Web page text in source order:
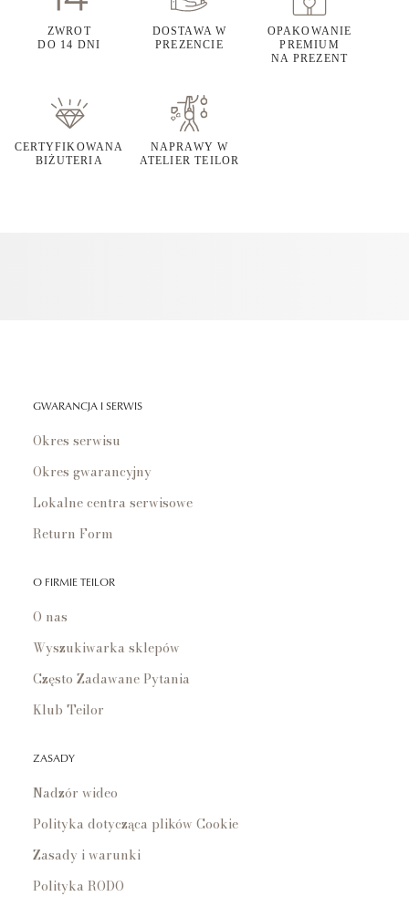
ZWROT
DO 14 DNI
DOSTAWA W
PREZENCIE
OPAKOWANIE
PREMIUM
NA PREZENT
CERTYFIKOWANA
BIŻUTERIA
NAPRAWY W
ATELIER TEILOR
GWARANCJA I SERWIS
Okres serwisu
Okres gwarancyjny
Lokalne centra serwisowe
Return Form
O FIRMIE TEILOR
O nas
Wyszukiwarka sklepów
Często Zadawane Pytania
Klub Teilor
ZASADY
Nadzór wideo
Polityka dotycząca plików Cookie
Zasady i warunki
Polityka RODO